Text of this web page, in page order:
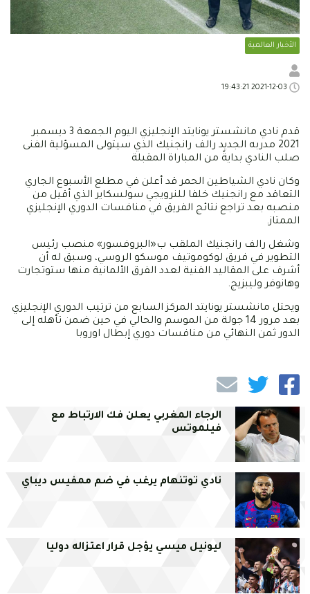
الأخبار العالمية
قدم نادي مانشستر يونايتد الإنجليزي اليوم الجمعة 3 ديسمبر
2021 مدربه الجديد رالف رانجنيك الذي سيتولى المسؤلية الفنى
صلب النادي بدايةً من المباراة المقبلة
وكان نادي الشياطين الحمر قد أعلن في مطلع الأسبوع الجاري
التعاقد مع رانجنيك خلفا للنرويجي سولسكاير الذي أقيل من
منصبه بعد تراجع نتائج الفريق في منافسات الدوري الإنجليزي
الممتاز.
وشغل رالف رانجنيك الملقب ب«البروفسور» منصب رئيس
التطوير في فريق لوكوموتيف موسكو الروسي، وسبق له أن
أشرف على المقاليد الفنية لعدد الفرق الألمانية منها ستوتجارت
وهانوفر وليبزيج.
ويحتل مانشستر يونايتد المركز السابع من ترتيب الدوري الإنجليزي
بعد مرور 14 جولة من الموسم والحالي في حين ضمن تأهله إلى
الدور ثمن النهائي من منافسات دوري إبطال اوروبا
الرجاء المغربي يعلن فك الارتباط مع
فيلموتس
نادي توتنهام يرغب في ضم ممفيس ديباي
ليونيل ميسي يؤجل قرار اعتزاله دوليا